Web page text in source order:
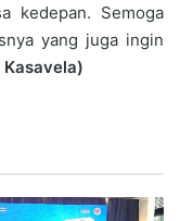
kedepan. Semoga
yang juga ingin